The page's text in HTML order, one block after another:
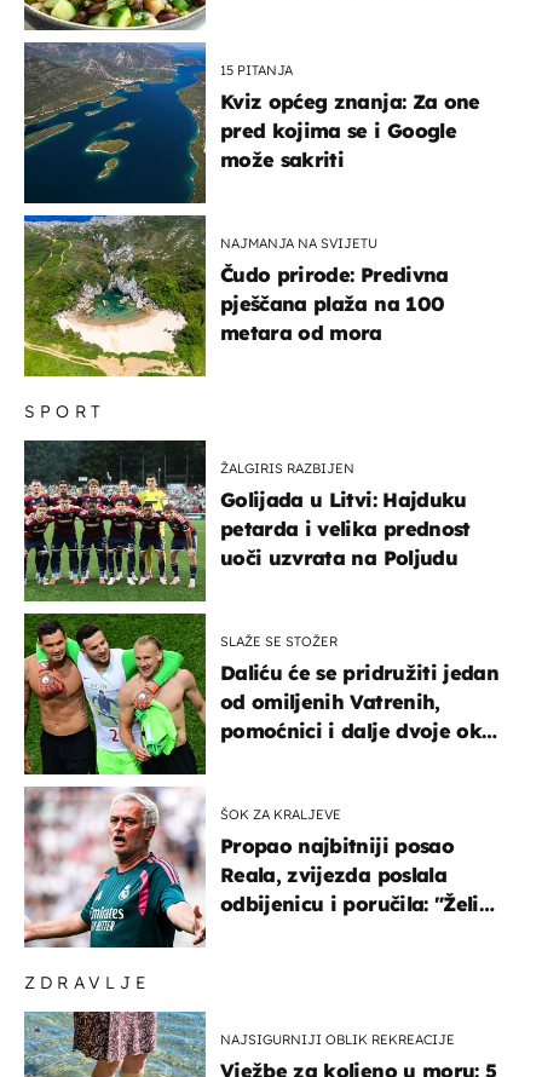
ZDRAVLJE
NAJSIGURNIJI OBLIK REKREACIJE
Vježbe za koljeno u moru: 5
SPORT
ŽALGIRIS RAZBIJEN
Golijada u Litvi: Hajduku
petarda i velika prednost
uoči uzvrata na Poljudu
SLAŽE SE STOŽER
Daliću će se pridružiti jedan
od omiljenih Vatrenih,
pomoćnici i dalje dvoje oko
ŠOK ZA KRALJEVE
Propao najbitniji posao
Reala, zvijezda poslala
odbijenicu i poručila: "Želim
15 PITANJA
Kviz općeg znanja: Za one
pred kojima se i Google
može sakriti
NAJMANJA NA SVIJETU
Čudo prirode: Predivna
pješčana plaža na 100
metara od mora